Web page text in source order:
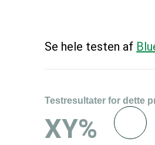
Se hele testen af
Testresultater for dette
XY%